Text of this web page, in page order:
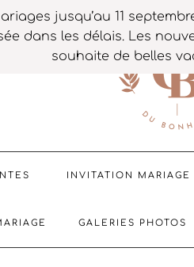
jusqu’au 11
dans les délais. Les
souhaite de belles
INVITATION MARIAGE
GALERIES PHOTOS